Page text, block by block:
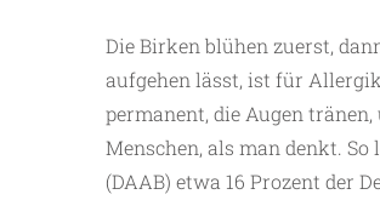
Die Birken blühen zuerst,
aufgehen lässt, ist für
permanent, die Augen
Menschen, als man denkt.
(DAAB) etwa 16 Prozent der